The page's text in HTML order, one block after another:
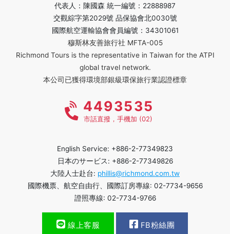
代表人：陳國森 統一編號：22888987
交觀綜字第2029號 品保協會北0030號
國際航空運輸協會會員編號：34301061
穆斯林友善旅行社 MFTA-005
Richmond Tours is the representative in Taiwan for the ATPI
global travel network.
本公司已獲得環境部銀級環保旅行業認證標章
4493535
市話直撥，手機加 (02)
English Service: +886-2-77349823
日本のサービス: +886-2-77349826
大陸人士赴台: phillis@richmond.com.tw
國際機票、航空自由行、國際訂房專線: 02-7734-9656
證照專線: 02-7734-9766
線上客服 FB粉絲團